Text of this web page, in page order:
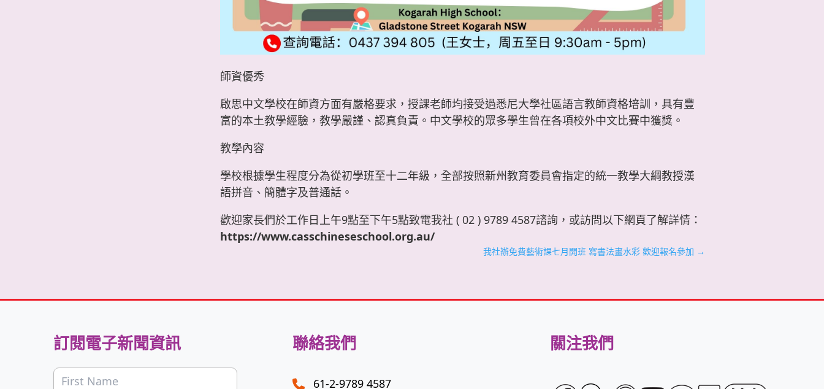
師資優秀
啟思中文學校在師資方面有嚴格要求，授課老師均接受過悉尼大學社區語言教師資格培訓，具有豐
富的本土教學經驗，教學嚴謹、認真負責。中文學校的眾多學生曾在各項校外中文比賽中獲獎。
教學內容
學校根據學生程度分為從初學班至十二年級，全部按照新州教育委員會指定的統一教學大綱教授漢
語拼音、簡體字及普通話。
歡迎家長們於工作日上午9點至下午5點致電我社 ( 02 ) 9789 4587諮詢，或訪問以下網頁了解詳情：
https://www.casschineseschool.org.au/
我社辦免費藝術課七月開班 寫書法畫水彩 歡迎報名參加 →
訂閱電子新聞資訊 聯絡我們
61-2-9789 4587
關注我們